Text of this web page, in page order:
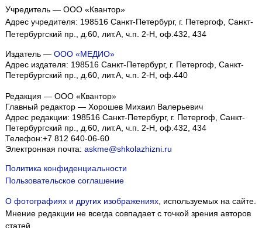
Учредитель — ООО «Квантор»
Адрес учредителя: 198516 Санкт-Петербург, г. Петергоф, Санкт-
Петербургский пр., д.60, лит.А, ч.п. 2-Н, оф.432, 434
Издатель — ООО «МЕДИО»
Адрес издателя: 198516 Санкт-Петербург, г. Петергоф, Санкт-
Петербургский пр., д.60, лит.А, ч.п. 2-Н, оф.440
Редакция — ООО «Квантор»
Главный редактор — Хорошев Михаил Валерьевич
Адрес редакции: 198516 Санкт-Петербург, г. Петергоф, Санкт-
Петербургский пр., д.60, лит.А, ч.п. 2-Н, оф.432, 434
Телефон:+7 812 640-06-60
Электронная почта: askme@shkolazhizni.ru
Политика конфиденциальности
Пользовательское соглашение
О фотографиях и других изображениях, используемых на сайте.
Мнение редакции не всегда совпадает с точкой зрения авторов
статей.